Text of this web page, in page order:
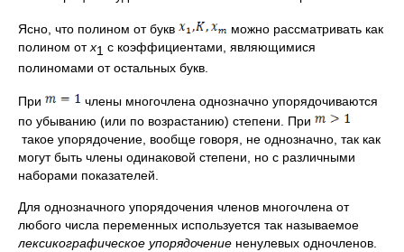
Ясно, что полином от букв
можно рассматривать как
полином отx1 с коэффициентами, являющимися
полиномами от остальных букв.
При
члены многочлена однозначно упорядочиваются
по убыванию (или по возрастанию) степени. При
такое упорядочение, вообще говоря, не однозначно, так как
могут быть члены одинаковой степени, но с различными
наборами показателей.
Для однозначного упорядочения членов многочлена от
любого числа переменных используется так называемое
лексикографическое упорядочение ненулевых одночленов.